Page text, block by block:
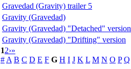
Gravedad (Gravity) trailer 5
Gravity (Gravedad)
Gravity (Gravedad) "Detached" version
Gravity (Gravedad) "Drifting" version
12›»
#A B C D E F G H I J K L M N O P Q